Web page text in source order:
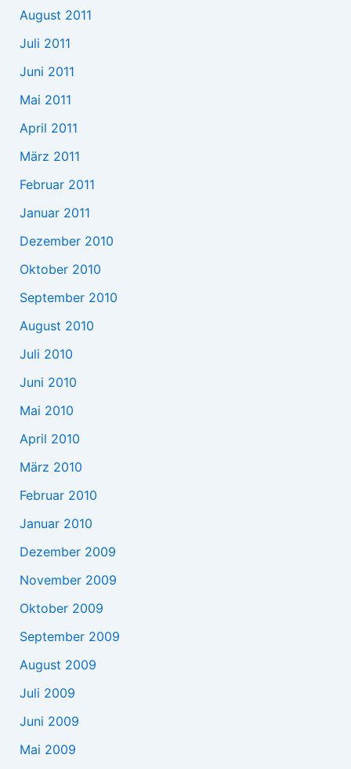
August 2011
Juli 2011
Juni 2011
Mai 2011
April 2011
März 2011
Februar 2011
Januar 2011
Dezember 2010
Oktober 2010
September 2010
August 2010
Juli 2010
Juni 2010
Mai 2010
April 2010
März 2010
Februar 2010
Januar 2010
Dezember 2009
November 2009
Oktober 2009
September 2009
August 2009
Juli 2009
Juni 2009
Mai 2009